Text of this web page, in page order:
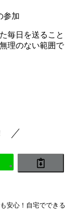
参加
毎日を送ること
理のない範囲で
安心！自宅でできる